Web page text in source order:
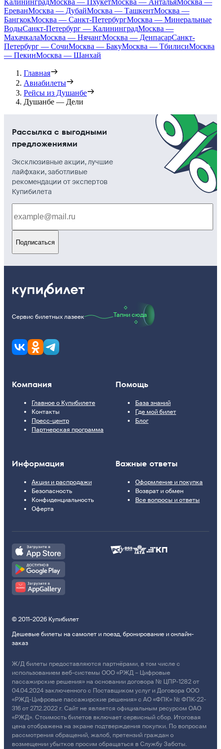
КалининградМосква — ПхукетМосква — АнтальяМосква —
ЕреванМосква — ДубайМосква — ТашкентМосква —
БангкокМосква — Санкт-ПетербургМосква — Минеральные
ВодыСанкт-Петербург — КалининградМосква —
МахачкалаМосква — НячангМосква — ДенпасарСанкт-
Петербург — СочиМосква — БакуМосква — ТбилисиМосква
— ПекинМосква — Шанхай
Главная
Авиабилеты
Рейсы из Душанбе
Душанбе — Дели
Рассылка с выгодными
предложениями
Эксклюзивные акции, лучшие
лайфхаки, заботливые
рекомендации от экспертов
Купибилета
Подписаться
Сервис билетных лазеек Тапни сюда
Компания
Главное о Купибилете
Контакты
Пресс-центр
Партнерская программа
Помощь
База знаний
Где мой билет
Блог
Информация
Акции и распродажи
Безопасность
Конфиденциальность
Оферта
Важные ответы
Оформление и покупка
Возврат и обмен
Все вопросы и ответы
© 2011–2026 Купибилет
Дешевые билеты на самолет и поезд, бронирование и онлайн-
заказ
Ж/Д билеты предоставляются партнёрами, в том числе с
использованием веб-системы ООО «РЖД – Цифровые
пассажирские решения» на основании договора № ЦПР-1282 от
04.04.2024 заключенного с Поставщиком услуг и Договора ООО
«РЖД-Цифровые пассажирские решения» с АО «ФПК» № ФПК-22-
316 от 27.12.2022 г. Сайт не является официальным ресурсом ОАО
«РЖД». Стоимость билетов включает сервисный сбор. Итоговая
цена отображена на экране подтверждения покупки. По вопросам
рассмотрения обращений, жалоб, претензий граждан о
возмещении убытков просим обращаться в Службу Заботы.